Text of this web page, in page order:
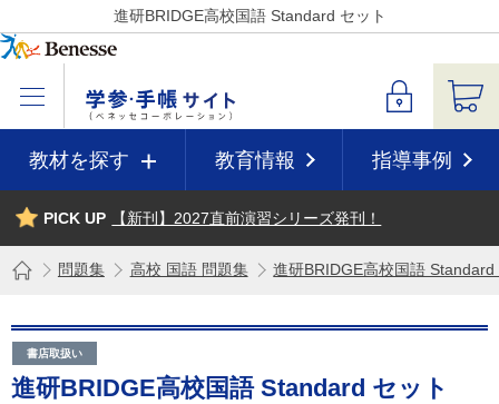
進研BRIDGE高校国語 Standard セット
教材を探す 教育情報 指導事例
PICK UP 【新刊】2027直前演習シリーズ発刊！
問題集 高校 国語 問題集 進研BRIDGE高校国語 Standard
書店取扱い
進研BRIDGE高校国語 Standard セット